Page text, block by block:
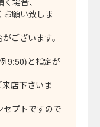
願い致しま
ございます。
9:50)と指定が
店下さいま
セプトですので